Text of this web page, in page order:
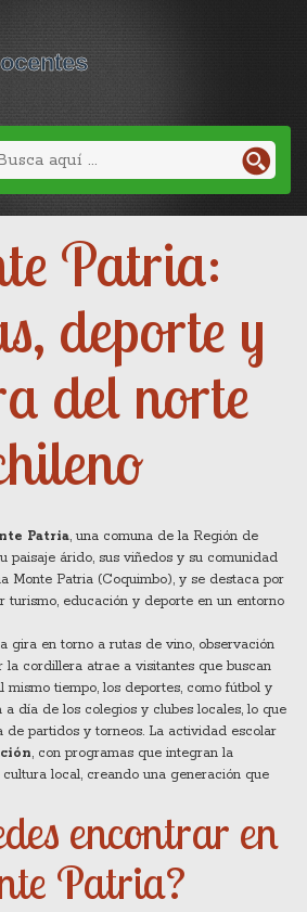
Patria:
deporte y
del norte
Patria,una comuna de la Región de
paisaje árido, sus viñedos y su comunidad
Monte Patria (Coquimbo), y se destaca por
turismo, educación y deporte en un entorno
gira en torno a rutas de vino, observación
la cordillera atrae a visitantes que buscan
mismo tiempo, los deportes, como fútbol y
a día de los colegios y clubes locales, lo que
de partidos y torneos. La actividad escolar
, con programas que integran la
local, creando una generación que
encontrar en
Patria?